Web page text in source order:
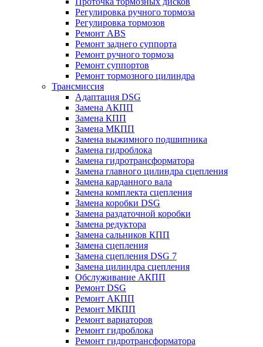
Регулировка ручного тормоза
Регулировка тормозов
Ремонт ABS
Ремонт заднего суппорта
Ремонт ручного тормоза
Ремонт суппортов
Ремонт тормозного цилиндра
Трансмиссия
Адаптация DSG
Замена АКПП
Замена КПП
Замена МКПП
Замена выжимного подшипника
Замена гидроблока
Замена гидротрансформатора
Замена главного цилиндра сцепления
Замена карданного вала
Замена комплекта сцепления
Замена коробки DSG
Замена раздаточной коробки
Замена редуктора
Замена сальников КПП
Замена сцепления
Замена сцепления DSG 7
Замена цилиндра сцепления
Обслуживание АКПП
Ремонт DSG
Ремонт АКПП
Ремонт МКПП
Ремонт вариаторов
Ремонт гидроблока
Ремонт гидротрансформатора